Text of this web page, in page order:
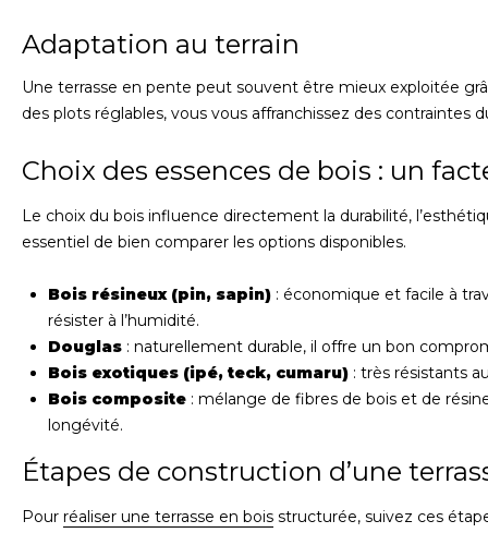
Adaptation au terrain
Une terrasse en pente peut souvent être mieux exploitée
des plots réglables, vous vous affranchissez des contraintes
Choix des essences de bois : un
Le choix du bois influence directement la durabilité,
essentiel de bien comparer les options disponibles.
Bois résineux (pin, sapin) : économique et facile à
résister à l’humidité.
Douglas : naturellement durable, il offre un bon
Bois exotiques (ipé, teck, cumaru) : très résistants
Bois composite : mélange de fibres de bois et de
longévité.
Étapes de construction d’une
Pour réaliser une terrasse en bois structurée, suivez ces